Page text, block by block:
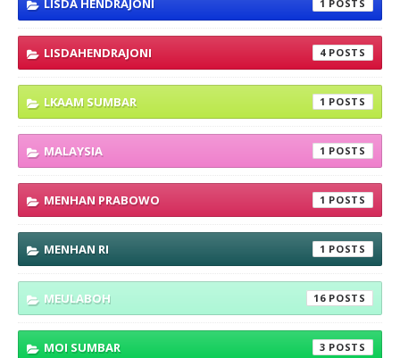
LISDA HENDRAJONI 1
LISDAHENDRAJONI 4
LKAAM SUMBAR 1
MALAYSIA 1
MENHAN PRABOWO 1
MENHAN RI 1
MEULABOH 16
MOI SUMBAR 3